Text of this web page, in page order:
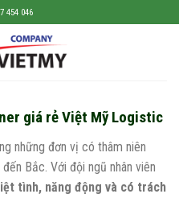
454 046
giá rẻ Việt Mỹ Logistic
những đơn vị có thâm niên
Bắc. Với đội ngũ nhân viên
tình, năng động và có trách